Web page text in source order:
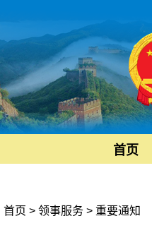
首页
首页 > 领事服务 > 重要通知